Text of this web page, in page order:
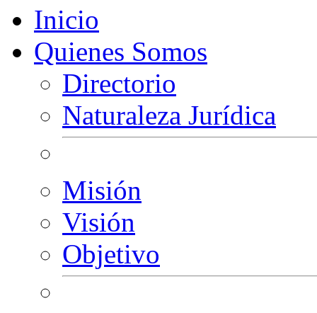
Inicio
Quienes Somos
Directorio
Naturaleza Jurídica
Misión
Visión
Objetivo